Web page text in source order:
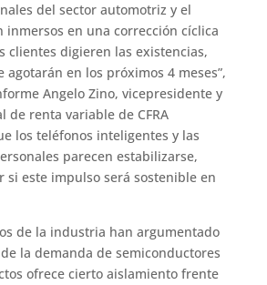
del sector automotriz y el
en una corrección cíclica
clientes digieren las existencias,
agotarán en los próximos 4 meses”,
Angelo Zino, vicepresidente y
de renta variable de CFRA
los teléfonos inteligentes y las
parecen estabilizarse,
si este impulso será sostenible en
de la industria han argumentado
la demanda de semiconductores
ofrece cierto aislamiento frente